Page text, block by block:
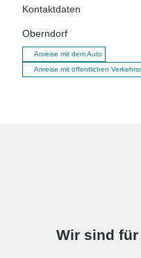
Kontaktdaten
Oberndorf
Anreise mit dem Auto
Anreise mit öffentlichen
Wir sind